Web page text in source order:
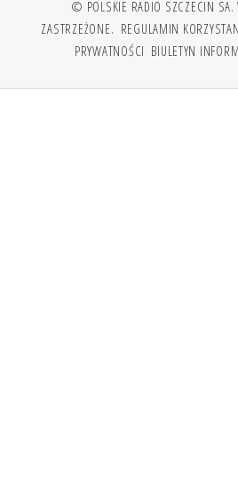
© POLSKIE RADIO SZCZECIN SA.
ZASTRZEŻONE. REGULAMIN
PRYWATNOŚCI BIULETYN